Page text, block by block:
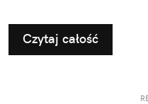
Czytaj całość